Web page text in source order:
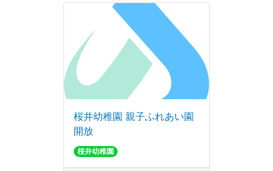
桜井幼稚園 親子ふれあい園
開放
桜井幼稚園